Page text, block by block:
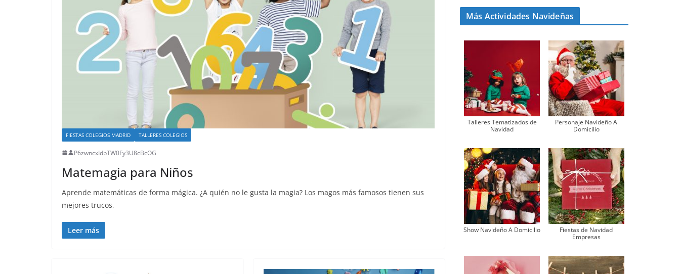
FIESTAS COLEGIOS MADRID TALLERES COLEGIOS
P6zwncxIdbTW0Fy3U8cBcOG
Matemagia para Niños
Aprende matemáticas de forma mágica. ¿A quién no le gusta la magia? Los magos más famosos tienen sus
mejores trucos,
Leer más
Más Actividades Navideñas
Talleres Tematizados de
Navidad
Personaje Navideño A
Domicilio
Show Navideño A Domicilio
Fiestas de Navidad
Empresas